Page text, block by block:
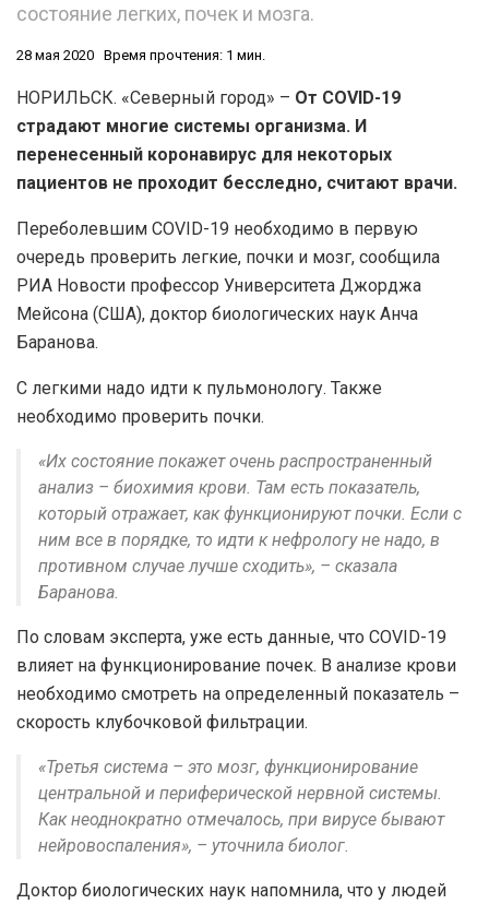
состояние легких, почек и мозга.
28 мая 2020 Время прочтения: 1 мин.
НОРИЛЬСК. «Северный город» – От COVID-19
страдают многие системы организма. И
перенесенный коронавирус для некоторых
пациентов не проходит бесследно, считают врачи.
Переболевшим COVID-19 необходимо в первую
очередь проверить легкие, почки и мозг, сообщила
РИА Новости профессор Университета Джорджа
Мейсона (США), доктор биологических наук Анча
Баранова.
С легкими надо идти к пульмонологу. Также
необходимо проверить почки.
«Их состояние покажет очень распространенный
анализ – биохимия крови. Там есть показатель,
который отражает, как функционируют почки. Если с
ним все в порядке, то идти к нефрологу не надо, в
противном случае лучше сходить», – сказала
Баранова.
По словам эксперта, уже есть данные, что COVID-19
влияет на функционирование почек. В анализе крови
необходимо смотреть на определенный показатель –
скорость клубочковой фильтрации.
«Третья система – это мозг, функционирование
центральной и периферической нервной системы.
Как неоднократно отмечалось, при вирусе бывают
нейровоспаления», – уточнила биолог.
Доктор биологических наук напомнила, что у людей